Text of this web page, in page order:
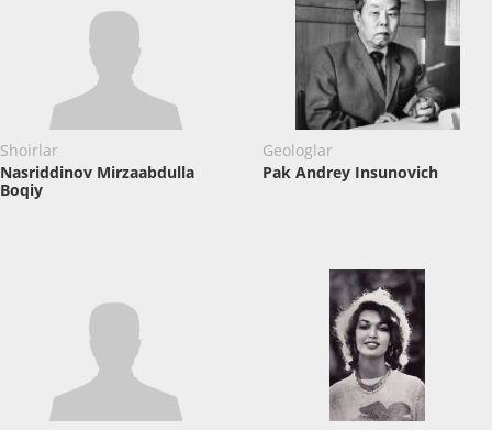
Shoirlar
Nasriddinov ​Mirzaabdulla
Boqiy
Geologlar
Pak Andrey Insunovich